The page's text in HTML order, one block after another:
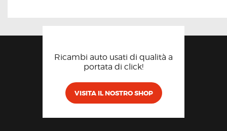
Ricambi auto usati di qualità a
portata di click!
VISITA IL NOSTRO SHOP